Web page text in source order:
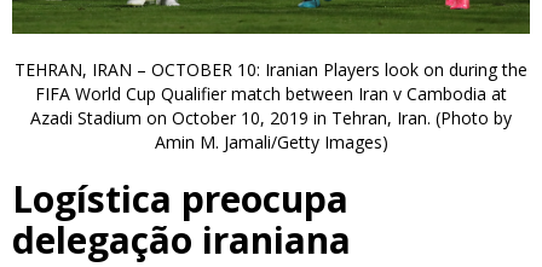
TEHRAN, IRAN – OCTOBER 10: Iranian Players look on during the
FIFA World Cup Qualifier match between Iran v Cambodia at
Azadi Stadium on October 10, 2019 in Tehran, Iran. (Photo by
Amin M. Jamali/Getty Images)
Logística preocupa
delegação iraniana